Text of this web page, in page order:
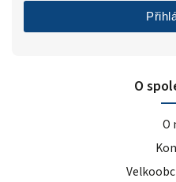
O
O